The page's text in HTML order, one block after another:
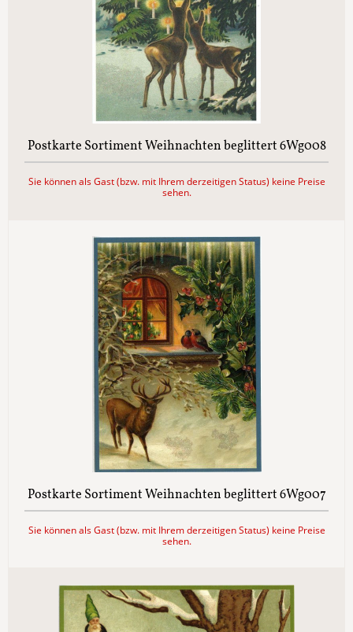
Postkarte Sortiment Weihnachten beglittert 6Wg008
Sie können als Gast (bzw. mit Ihrem derzeitigen Status) keine Preise
sehen.
Postkarte Sortiment Weihnachten beglittert 6Wg007
Sie können als Gast (bzw. mit Ihrem derzeitigen Status) keine Preise
sehen.